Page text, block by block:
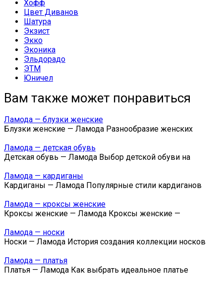
Хофф
Цвет Диванов
Шатура
Экзист
Экко
Эконика
Эльдорадо
ЭТМ
Юничел
Вам также может понравиться
Ламода — блузки женские
Блузки женские — Ламода Разнообразие женских
Ламода — детская обувь
Детская обувь — Ламода Выбор детской обуви на
Ламода — кардиганы
Кардиганы — Ламода Популярные стили кардиганов
Ламода — кроксы женские
Кроксы женские — Ламода Кроксы женские —
Ламода — носки
Носки — Ламода История создания коллекции носков
Ламода — платья
Платья — Ламода Как выбрать идеальное платье